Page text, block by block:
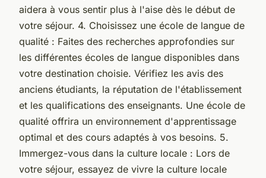
aidera à vous sentir plus à l'aise dès le début de
votre séjour. 4. Choisissez une école de langue de
qualité : Faites des recherches approfondies sur
les différentes écoles de langue disponibles dans
votre destination choisie. Vérifiez les avis des
anciens étudiants, la réputation de l'établissement
et les qualifications des enseignants. Une école de
qualité offrira un environnement d'apprentissage
optimal et des cours adaptés à vos besoins. 5.
Immergez-vous dans la culture locale : Lors de
votre séjour, essayez de vivre la culture locale